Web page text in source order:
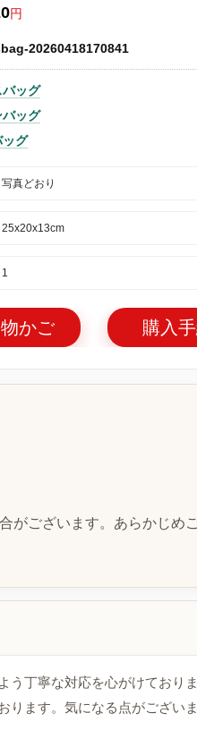
円
20260418170841
バッグ
ッグ
ッグ
かご 購入
がございます。あらかじめ
う丁寧な対応を心がけており
ます。気になる点がございま